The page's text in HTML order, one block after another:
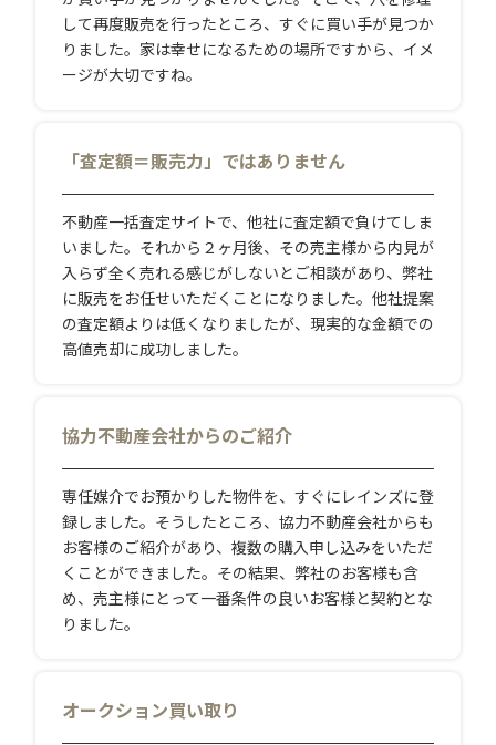
して再度販売を行ったところ、すぐに買い手が見つか
りました。家は幸せになるための場所ですから、イメ
ージが大切ですね。
「査定額＝販売力」ではありません
不動産一括査定サイトで、他社に査定額で負けてしま
いました。それから２ヶ月後、その売主様から内見が
入らず全く売れる感じがしないとご相談があり、弊社
に販売をお任せいただくことになりました。他社提案
の査定額よりは低くなりましたが、現実的な金額での
高値売却に成功しました。
協力不動産会社からのご紹介
専任媒介でお預かりした物件を、すぐにレインズに登
録しました。そうしたところ、協力不動産会社からも
お客様のご紹介があり、複数の購入申し込みをいただ
くことができました。その結果、弊社のお客様も含
め、売主様にとって一番条件の良いお客様と契約とな
りました。
オークション買い取り